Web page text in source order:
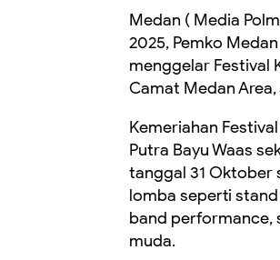
Medan ( Media
2025, Pemko
menggelar Festival
Camat Medan
Kemeriahan
Putra Bayu Waas
tanggal 31 Oktober
lomba seperti
band performance,
muda.